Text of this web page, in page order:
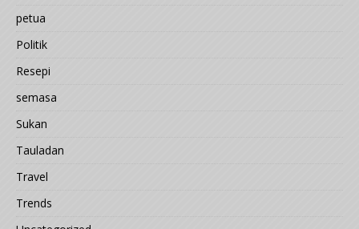
petua
Politik
Resepi
semasa
Sukan
Tauladan
Travel
Trends